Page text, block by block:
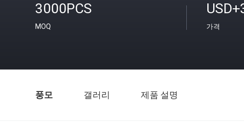
3000PCS
MOQ 가격
풍모 갤러리 제품 설명